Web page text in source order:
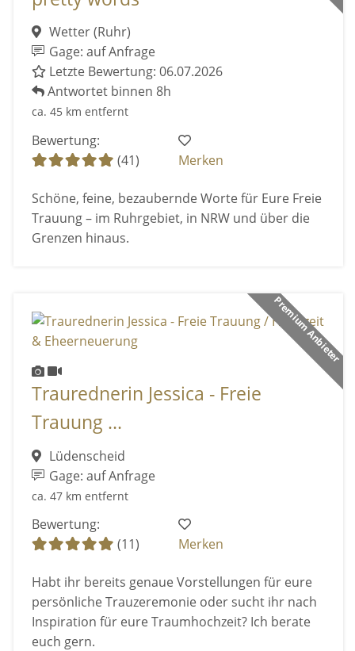
Wetter (Ruhr)
Gage: auf Anfrage
Letzte Bewertung: 06.07.2026
Antwortet binnen 8h
ca. 45 km entfernt
Bewertung:
(41)
Merken
Schöne, feine, bezaubernde Worte für Eure Freie
Trauung – im Ruhrgebiet, in NRW und über die
Grenzen hinaus.
Premium Anbieter
Traurednerin Jessica - Freie
Trauung ...
Lüdenscheid
Gage: auf Anfrage
ca. 47 km entfernt
Bewertung:
(11)
Merken
Habt ihr bereits genaue Vorstellungen für eure
persönliche Trauzeremonie oder sucht ihr nach
Inspiration für eure Traumhochzeit? Ich berate
euch gern.